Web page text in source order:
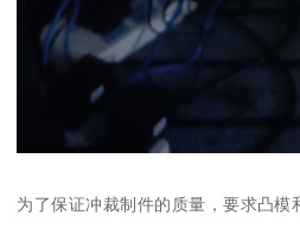
为了保证冲裁制件的质量，要求凸模